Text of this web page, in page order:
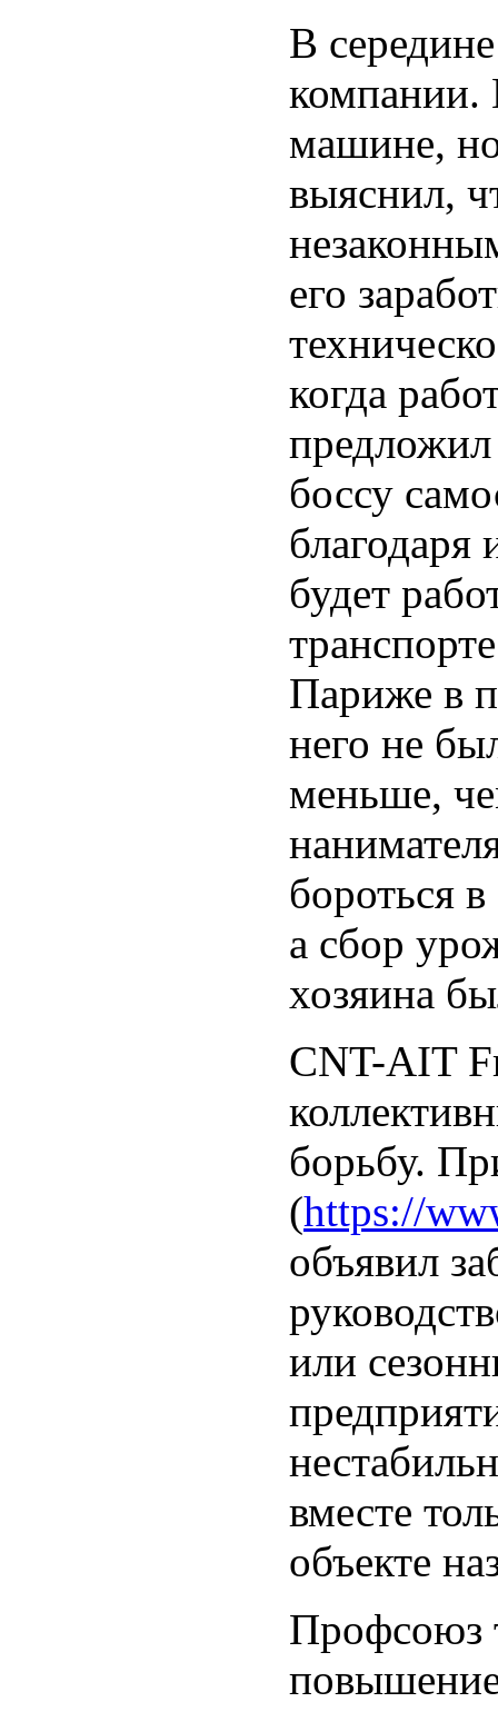
В
компании.
машине,
выяснил,
его
когда
боссу
будет
Париже в
него не
меньше,
бороться
а сбор
хозяина
CNT-AIT
борьбу.
(https://
объявил
или
вместе
объекте
Профсоюз
повышение